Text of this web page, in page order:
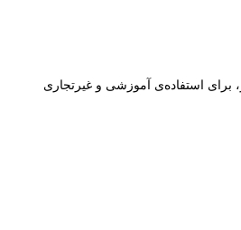
برای استفاده‌ی آموزشی و غیرتجاری